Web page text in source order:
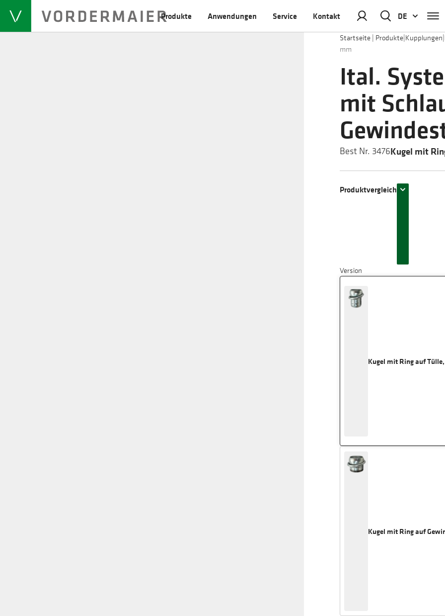
Produkte Anwendungen Service Kontakt DE
Startseite | Produkte|Kupplungen|
mm
Ital.
mit
Best Nr. 3476Kugel mit
Produktvergleich
Version
Kugel mit Ring auf
Kugel mit Ring auf